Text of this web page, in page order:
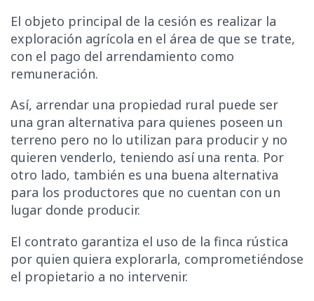
El objeto principal de la cesión es realizar la
exploración agrícola en el área de que se trate,
con el pago del arrendamiento como
remuneración.
Así, arrendar una propiedad rural puede ser
una gran alternativa para quienes poseen un
terreno pero no lo utilizan para producir y no
quieren venderlo, teniendo así una renta. Por
otro lado, también es una buena alternativa
para los productores que no cuentan con un
lugar donde producir.
El contrato garantiza el uso de la finca rústica
por quien quiera explorarla, comprometiéndose
el propietario a no intervenir.